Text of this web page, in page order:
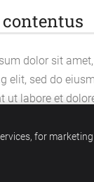
dolor sit
elit, sed do
ut labore et
ullamco laboris
consequat.
for